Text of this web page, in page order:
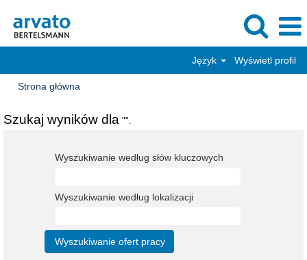
Język Wyświetl profil
Strona główna
Szukaj wyników dla "".
Wyszukiwanie według słów kluczowych
Wyszukiwanie według lokalizacji